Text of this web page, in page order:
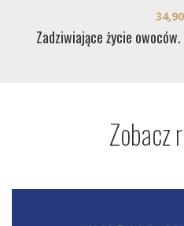
Zadziwiające życie
34,90
Zobacz